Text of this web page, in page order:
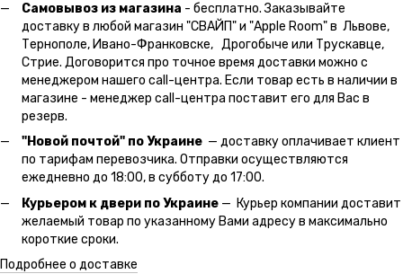
Самовывоз из магазина - бесплатно. Заказывайте
доставку в любой магазин "СВАЙП" и "Apple Room" в Львове,
Тернополе, Ивано-Франковске, Дрогобыче или Трускавце,
Стрие. Договорится про точное время доставки можно с
менеджером нашего call-центра. Если товар есть в наличии в
магазине - менеджер call-центра поставит его для Вас в
резерв.
"Новой почтой" по Украине — доставку оплачивает клиент
по тарифам перевозчика. Отправки осуществляются
ежедневно до 18:00, в субботу до 17:00.
Курьером к двери по Украине — Курьер компании доставит
желаемый товар по указанному Вами адресу в максимально
короткие сроки.
Подробнее о доставке